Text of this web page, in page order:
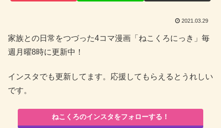
2021.03.29
家族との日常をつづった4コマ漫画「ねこくろにっき」毎
週月曜8時に更新中！
インスタでも更新してます。応援してもらえるとうれしい
です。
ねこくろのインスタをフォローする！